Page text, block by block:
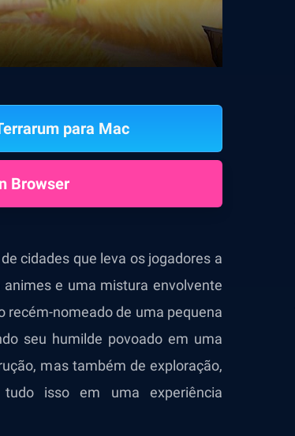
para Mac
Browser
cidades que leva os jogadores a
e uma mistura envolvente
recém-nomeado de uma pequena
seu humilde povoado em uma
mas também de exploração,
isso em uma experiência